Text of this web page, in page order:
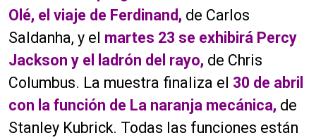
Olé, el viaje de Ferdinand, de Carlos
Saldanha, y el martes 23 se exhibirá Percy
Jackson y el ladrón del rayo, de Chris
Columbus. La muestra finaliza el 30 de abril
con la función de La naranja mecánica, de
Stanley Kubrick. Todas las funciones están